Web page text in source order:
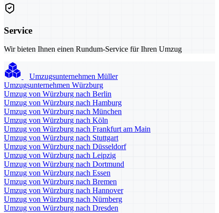
Service
Wir bieten Ihnen einen Rundum-Service für Ihren Umzug
Umzugsunternehmen Müller
Umzugsunternehmen Würzburg
Umzug von Würzburg nach Berlin
Umzug von Würzburg nach Hamburg
Umzug von Würzburg nach München
Umzug von Würzburg nach Köln
Umzug von Würzburg nach Frankfurt am Main
Umzug von Würzburg nach Stuttgart
Umzug von Würzburg nach Düsseldorf
Umzug von Würzburg nach Leipzig
Umzug von Würzburg nach Dortmund
Umzug von Würzburg nach Essen
Umzug von Würzburg nach Bremen
Umzug von Würzburg nach Hannover
Umzug von Würzburg nach Nürnberg
Umzug von Würzburg nach Dresden